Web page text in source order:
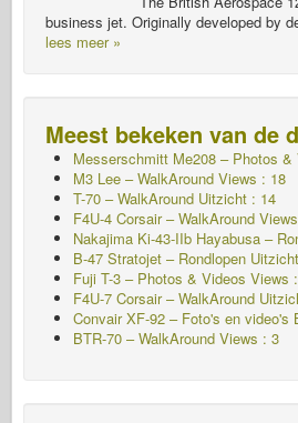
business jet. Originally developed by
lees meer »
Meest bekeken van de
Messerschmitt Me208 – Photos
M3 Lee – WalkAround Views : 18
T-70 – WalkAround Uitzicht : 14
F4U-4 Corsair – WalkAround
Nakajima Ki-43-IIb Hayabusa –
B-47 Stratojet – Rondlopen
Fuji T-3 – Photos & Videos Views
F4U-7 Corsair – WalkAround
Convair XF-92 – Foto's en video's
BTR-70 – WalkAround Views : 3